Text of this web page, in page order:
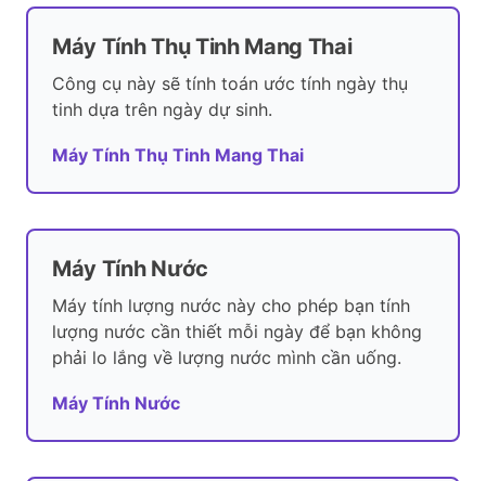
Máy Tính Thụ Tinh Mang Thai
Công cụ này sẽ tính toán ước tính ngày thụ
tinh dựa trên ngày dự sinh.
Máy Tính Thụ Tinh Mang Thai
Máy Tính Nước
Máy tính lượng nước này cho phép bạn tính
lượng nước cần thiết mỗi ngày để bạn không
phải lo lắng về lượng nước mình cần uống.
Máy Tính Nước